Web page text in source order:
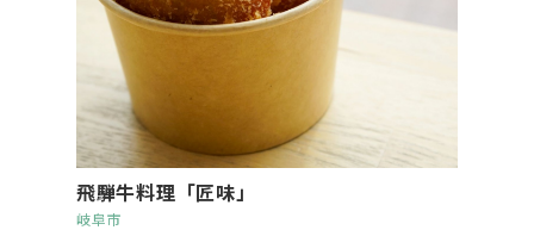
飛騨牛料理「匠味」
岐阜市